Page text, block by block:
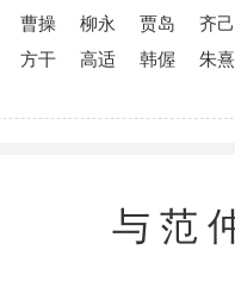
曹操 柳永 贾岛 齐己
方干 高适 韩偓 朱熹
与范